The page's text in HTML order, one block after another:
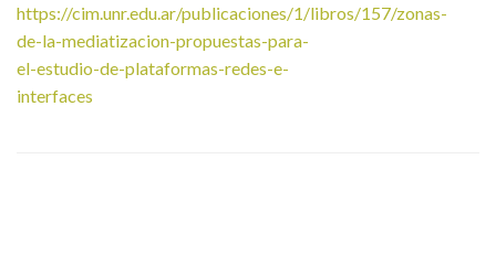
https://cim.unr.edu.ar/publicaciones/1/libros/157/zonas-
de-la-mediatizacion-propuestas-para-
el-estudio-de-plataformas-redes-e-
interfaces